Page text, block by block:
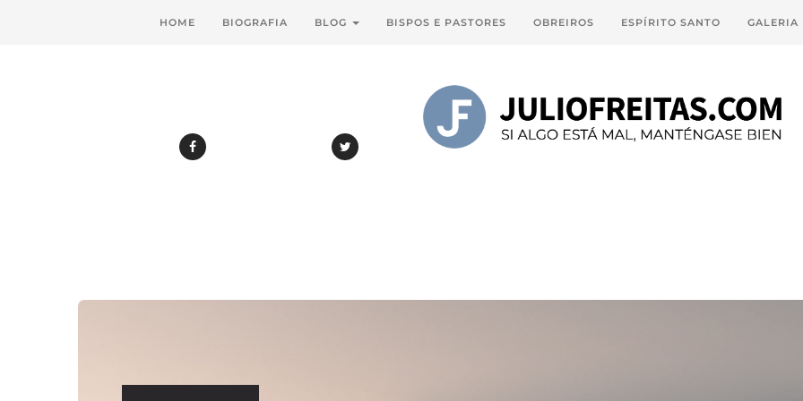
HOME BIOGRAFIA BLOG BISPOS E PASTORES OBREIROS ESPÍRITO SANTO GALERIA